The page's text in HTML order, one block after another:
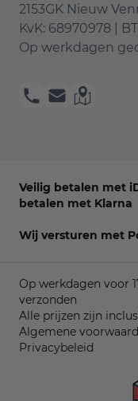
2153GK Nieuw
KvK: 68970978 |
Op werkdagen
Veilig betalen met
betalen met Klarna
Wij versturen met
Op werkdagen voor
verzonden
Alle prijzen zijn
Algemene
Privacybeleid